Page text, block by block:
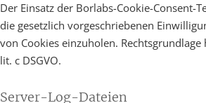
Der Einsatz der Borlabs-Cookie-Consent-
die gesetzlich vorgeschriebenen
von Cookies einzuholen. Rechtsgrundlage
lit. c DSGVO.
Server-Log-Dateien